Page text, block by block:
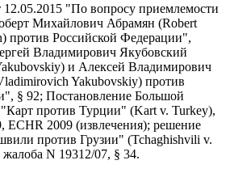
"По вопросу приемлемости
Михайлович Абрамян (Robert
против Российской Федерации",
Владимирович Якубовский
и Алексей Владимирович
Yakubovskiy) против
§ 92; Постановление Большой
против Турции" (Kart v. Turkey),
ECHR 2009 (извлечения); решение
против Грузии" (Tchaghishvili v.
N 19312/07, § 34.